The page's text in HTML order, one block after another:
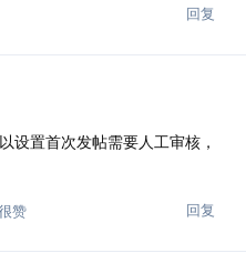
回复
设置首次发帖需要人工审核，
回复
赞